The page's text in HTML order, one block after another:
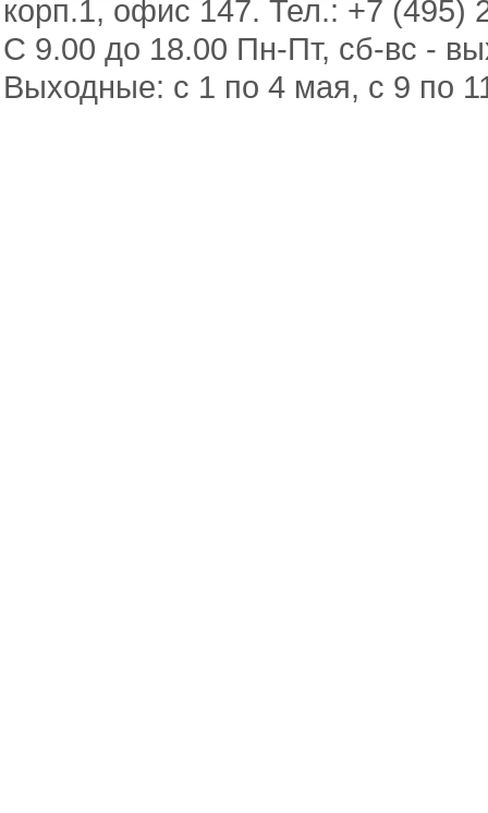
корп.1, офис 147. Тел.: +7 (495)
С 9.00 до 18.00 Пн-Пт, сб-вс -
Выходные: с 1 по 4 мая, с 9 по